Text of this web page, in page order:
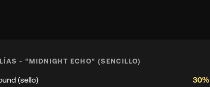
- "MIDNIGHT ECHO" (SENCILLO)
(sello) 30%